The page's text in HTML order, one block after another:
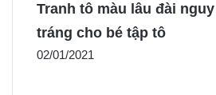
Tranh tô màu lâu đài
tráng cho bé tập tô
02/01/2021